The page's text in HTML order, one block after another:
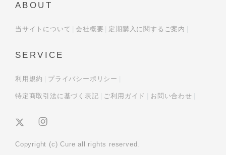
ABOUT
当サイトについて 会社概要 定期購入に関するご案内
SERVICE
利用規約 プライバシーポリシー
特定商取引法に基づく表記 ご利用ガイド お問い合わせ
Copyright (c) Cure all rights reserved.